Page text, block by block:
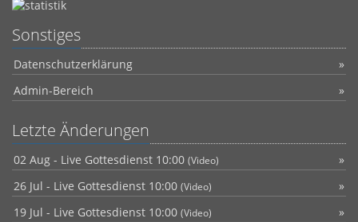
Sonstiges
Datenschutzerklärung
Admin-Bereich
Letzte Änderungen
02 Aug - Live Gottesdienst 10:00 (Video)
26 Jul - Live Gottesdienst 10:00 (Video)
19 Jul - Live Gottesdienst 10:00 (Video)